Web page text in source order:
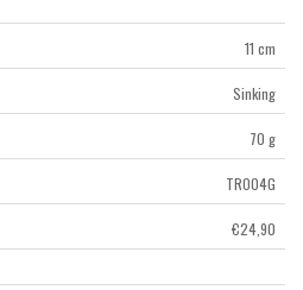
11 cm
Sinking
70 g
TR004G
€24,90